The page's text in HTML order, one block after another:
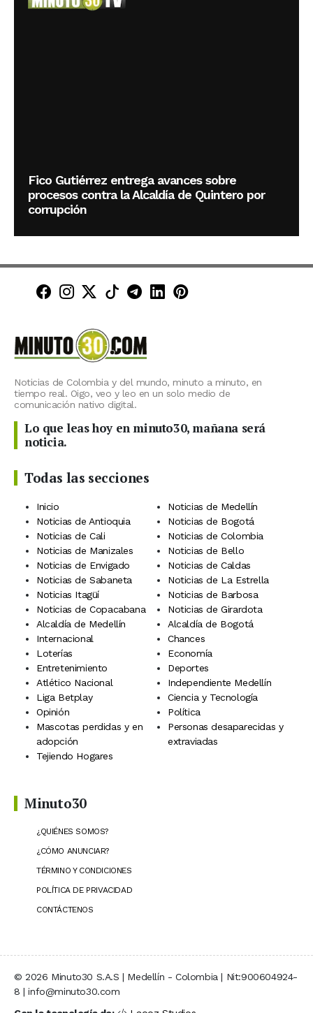
Fico Gutiérrez entrega avances sobre
procesos contra la Alcaldía de Quintero por
corrupción
Minuto30 en Facebook
Minuto30 en Instagram
Minuto30 en X (Twitter)
Minuto30 en TikTok
Canal de Minuto30 en
Minuto30 en LinkedIn
Minuto30 en
Noticias de Colombia y del mundo, minuto a minuto, en
tiempo real. Oigo, veo y leo en un solo medio de
comunicación nativo digital.
Lo que leas hoy en minuto30, mañana será
noticia.
Todas las secciones
Inicio
Noticias de Medellín
Noticias de Antioquia
Noticias de Bogotá
Noticias de Cali
Noticias de Colombia
Noticias de Manizales
Noticias de Bello
Noticias de Envigado
Noticias de Caldas
Noticias de Sabaneta
Noticias de La Estrella
Noticias Itagüí
Noticias de Barbosa
Noticias de Copacabana
Noticias de Girardota
Alcaldía de Medellín
Alcaldía de Bogotá
Internacional
Chances
Loterías
Economía
Entretenimiento
Deportes
Atlético Nacional
Independiente Medellín
Liga Betplay
Ciencia y Tecnología
Opinión
Política
Mascotas perdidas y en
adopción
Personas desaparecidas y
extraviadas
Tejiendo Hogares
Minuto30
¿QUIÉNES SOMOS?
¿CÓMO ANUNCIAR?
TÉRMINO Y CONDICIONES
POLÍTICA DE PRIVACIDAD
CONTÁCTENOS
© 2026 Minuto30 S.A.S | Medellín - Colombia | Nit:900604924-
8 | info@minuto30.com